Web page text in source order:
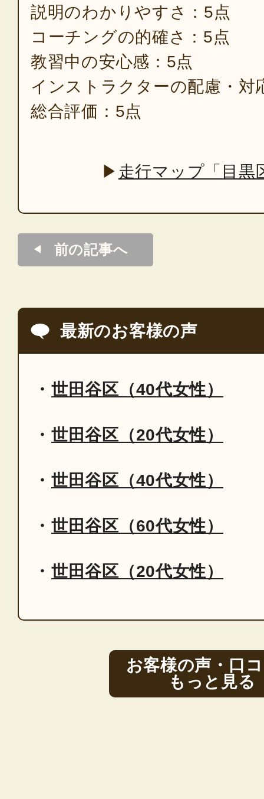
説明のわかりやすさ：5点
コーチングの的確さ：5点
教習中の安心感：5点
インストラクターの配慮・対
総合評価：5点
▶ 走行マップ「目黒
前の記事へ
最新のお客様の声
世田谷区（40代女性）
世田谷区（20代女性）
世田谷区（40代女性）
世田谷区（60代女性）
世田谷区（20代女性）
お客様の声・口
もっと見る